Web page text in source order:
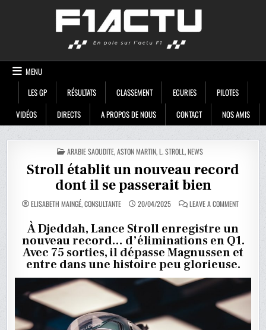
MENU
LES GP
RÉSULTATS CLASSEMENT ECURIES
PILOTES
VIDÉOS
DIRECTS A PROPOS DE NOUS CONTACT NOS AMIS
POSTED
IN
ARABIE SAOUDITE,ASTON MARTIN,L. STROLL,NEWS
Stroll établit un nouveau record
dont il se passerait bien
ELISABETH MAINGÉ, CONSULTANTE 20/04/2025 LEAVE A COMMENTON
STROLL
NOUVEAU
RECORD
DONT
IL
PASSERAIT
À Djeddah, Lance Stroll enregistre un
nouveau record… d’éliminations en Q1.
Avec 75 sorties, il dépasse Magnussen et
entre dans une histoire peu glorieuse.